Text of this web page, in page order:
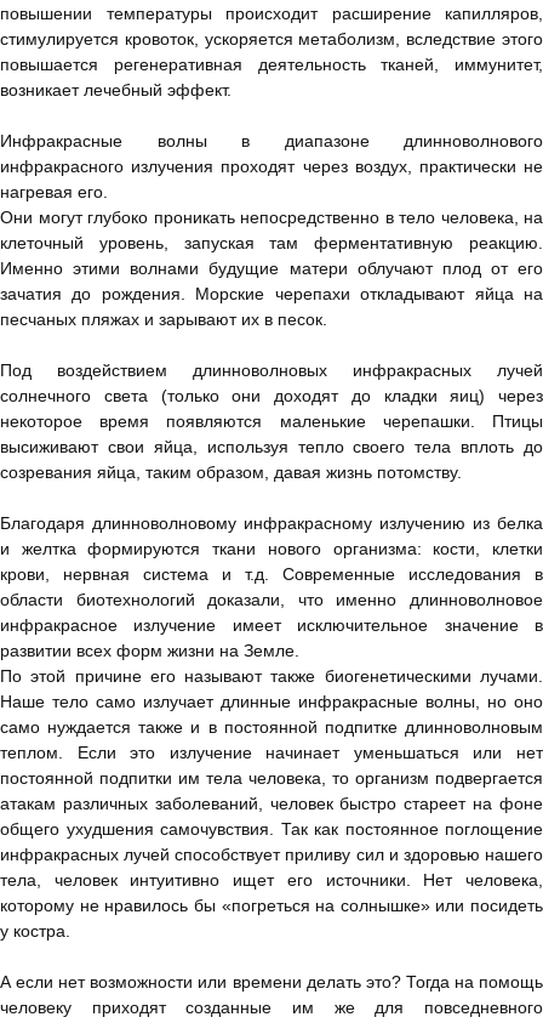
повышении температуры происходит расширение капилляров,
стимулируется кровоток, ускоряется метаболизм, вследствие этого
повышается регенеративная деятельность тканей, иммунитет,
возникает лечебный эффект.
Инфракрасные волны в диапазоне длинноволнового
инфракрасного излучения проходят через воздух, практически не
нагревая его.
Они могут глубоко проникать непосредственно в тело человека, на
клеточный уровень, запуская там ферментативную реакцию.
Именно этими волнами будущие матери облучают плод от его
зачатия до рождения. Морские черепахи откладывают яйца на
песчаных пляжах и зарывают их в песок.
Под воздействием длинноволновых инфракрасных лучей
солнечного света (только они доходят до кладки яиц) через
некоторое время появляются маленькие черепашки. Птицы
высиживают свои яйца, используя тепло своего тела вплоть до
созревания яйца, таким образом, давая жизнь потомству.
Благодаря длинноволновому инфракрасному излучению из белка
и желтка формируются ткани нового организма: кости, клетки
крови, нервная система и т.д. Современные исследования в
области биотехнологий доказали, что именно длинноволновое
инфракрасное излучение имеет исключительное значение в
развитии всех форм жизни на Земле.
По этой причине его называют также биогенетическими лучами.
Наше тело само излучает длинные инфракрасные волны, но оно
само нуждается также и в постоянной подпитке длинноволновым
теплом. Если это излучение начинает уменьшаться или нет
постоянной подпитки им тела человека, то организм подвергается
атакам различных заболеваний, человек быстро стареет на фоне
общего ухудшения самочувствия. Так как постоянное поглощение
инфракрасных лучей способствует приливу сил и здоровью нашего
тела, человек интуитивно ищет его источники. Нет человека,
которому не нравилось бы «погреться на солнышке» или посидеть
у костра.
А если нет возможности или времени делать это? Тогда на помощь
человеку приходят созданные им же для повседневного